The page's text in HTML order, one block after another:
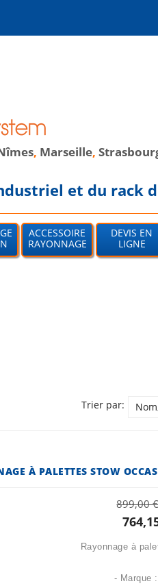
, Marseille,
et du rack
ACCESSOIRE
RAYONNAGE
DEVIS EN
LIGNE
Trier par:
899,00
Rayonnage à
- Marque